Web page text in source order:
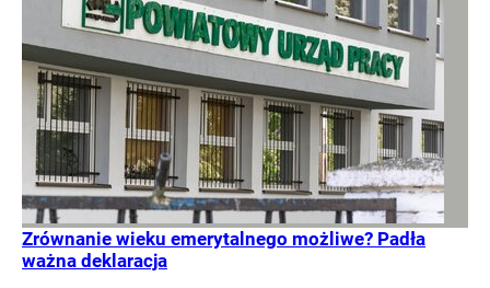
Zrównanie wieku emerytalnego możliwe? Padła
ważna deklaracja